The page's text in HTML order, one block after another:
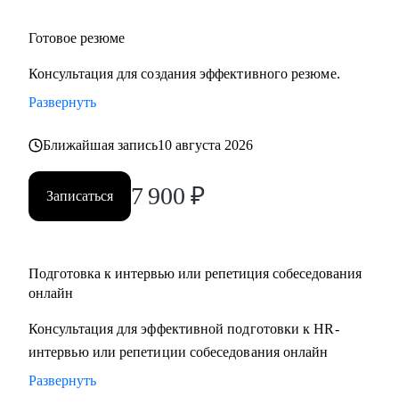
Готовое резюме
Консультация для создания эффективного резюме.
Развернуть
Ближайшая запись10 августа 2026
Записаться 7 900 ₽
Подготовка к интервью или репетиция собеседования
онлайн
Консультация для эффективной подготовки к HR-
интервью или репетиции собеседования онлайн
Развернуть